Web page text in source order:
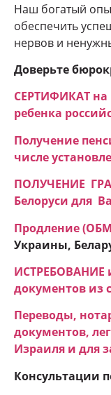
Наш богатый
обеспечить
нервов и
Доверьте
СЕРТИФИКАТ
ребенка
Получение
числе
ПОЛУЧЕНИЕ
Белоруси для
Продление
Украины,
ИСТРЕБОВАНИЕ
документов из
Переводы,
документов,
Израиля и для
Консультации